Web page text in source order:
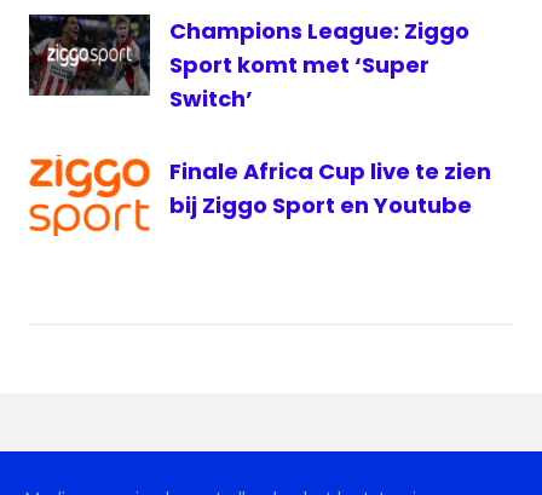
Barca
Real
Madrid
Sport
Ziggo
Sport
Champions League: Ziggo
Sport komt met ‘Super
Switch’
Finale Africa Cup live te zien
bij Ziggo Sport en Youtube